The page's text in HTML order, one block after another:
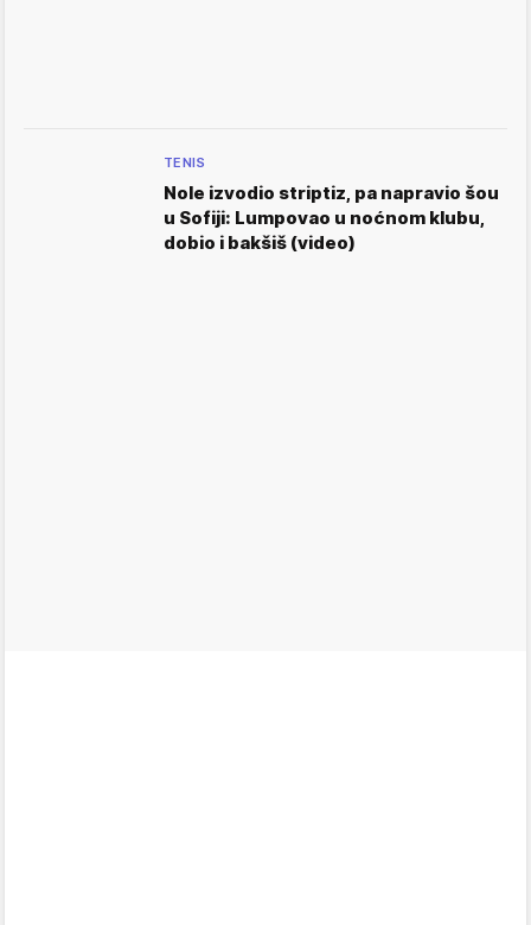
TENIS
Nole izvodio striptiz, pa napravio šou
u Sofiji: Lumpovao u noćnom klubu,
dobio i bakšiš (video)